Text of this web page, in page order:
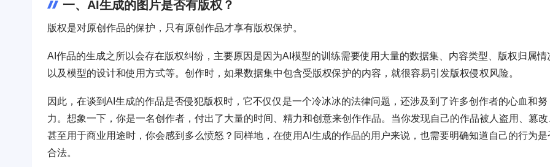
一、AI生成的图片是否有版权？
版权是对原创作品的保护，只有原创作品才享有版权保护。
AI作品的生成之所以会存在版权纠纷，主要原因是因为AI模型的训练需要使用大量的数据集、内容类型、版权归属情
以及模型的设计和使用方式等。创作时，如果数据集中包含受版权保护的内容，就很容易引发版权侵权风险。
因此，在谈到AI生成的作品是否侵犯版权时，它不仅仅是一个冷冰冰的法律问题，还涉及到了许多创作者的心血和努
力。想象一下，你是一名创作者，付出了大量的时间、精力和创意来创作作品。当你发现自己的作品被人盗用、篡改
甚至用于商业用途时，你会感到多么愤怒？同样地，在使用AI生成的作品的用户来说，也需要明确知道自己的行为是
合法。